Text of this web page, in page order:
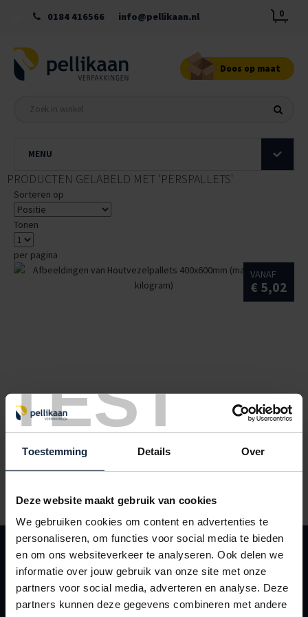
TEST
Toestemming Details Over
Deze website maakt gebruik van cookies
We gebruiken cookies om content en advertenties te
personaliseren, om functies voor social media te bieden
en om ons websiteverkeer te analyseren. Ook delen we
informatie over jouw gebruik van onze site met onze
partners voor social media, adverteren en analyse. Deze
partners kunnen deze gegevens combineren met andere
0184 416566 info@pellikaan.nl 0
Doos op maat
MENU
PRODUCTEN GELABELD MET 'PERSPALLETS'
Sorteren op
Tonen
per pagina
VANAF
€ 5,02
KLANTENSERVICE
Contact
Leveringsvoorwaarden
Mijn Pellikaan